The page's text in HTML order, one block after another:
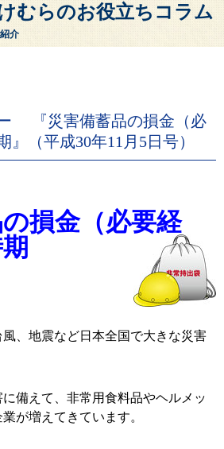
むらのお役立ちコラム
介
『災害備蓄品の損金（必
』（平成30年11月5日号）
損金（必要経
風、地震など日本全国で大きな災害
備えて、非常用食料品やヘルメッ
が増えてきています。